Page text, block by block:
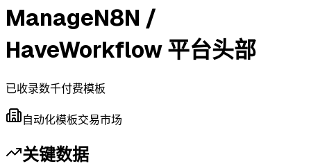
ManageN8N /
HaveWorkflow 平台头部
已收录数千付费模板
自动化模板交易市场
关键数据